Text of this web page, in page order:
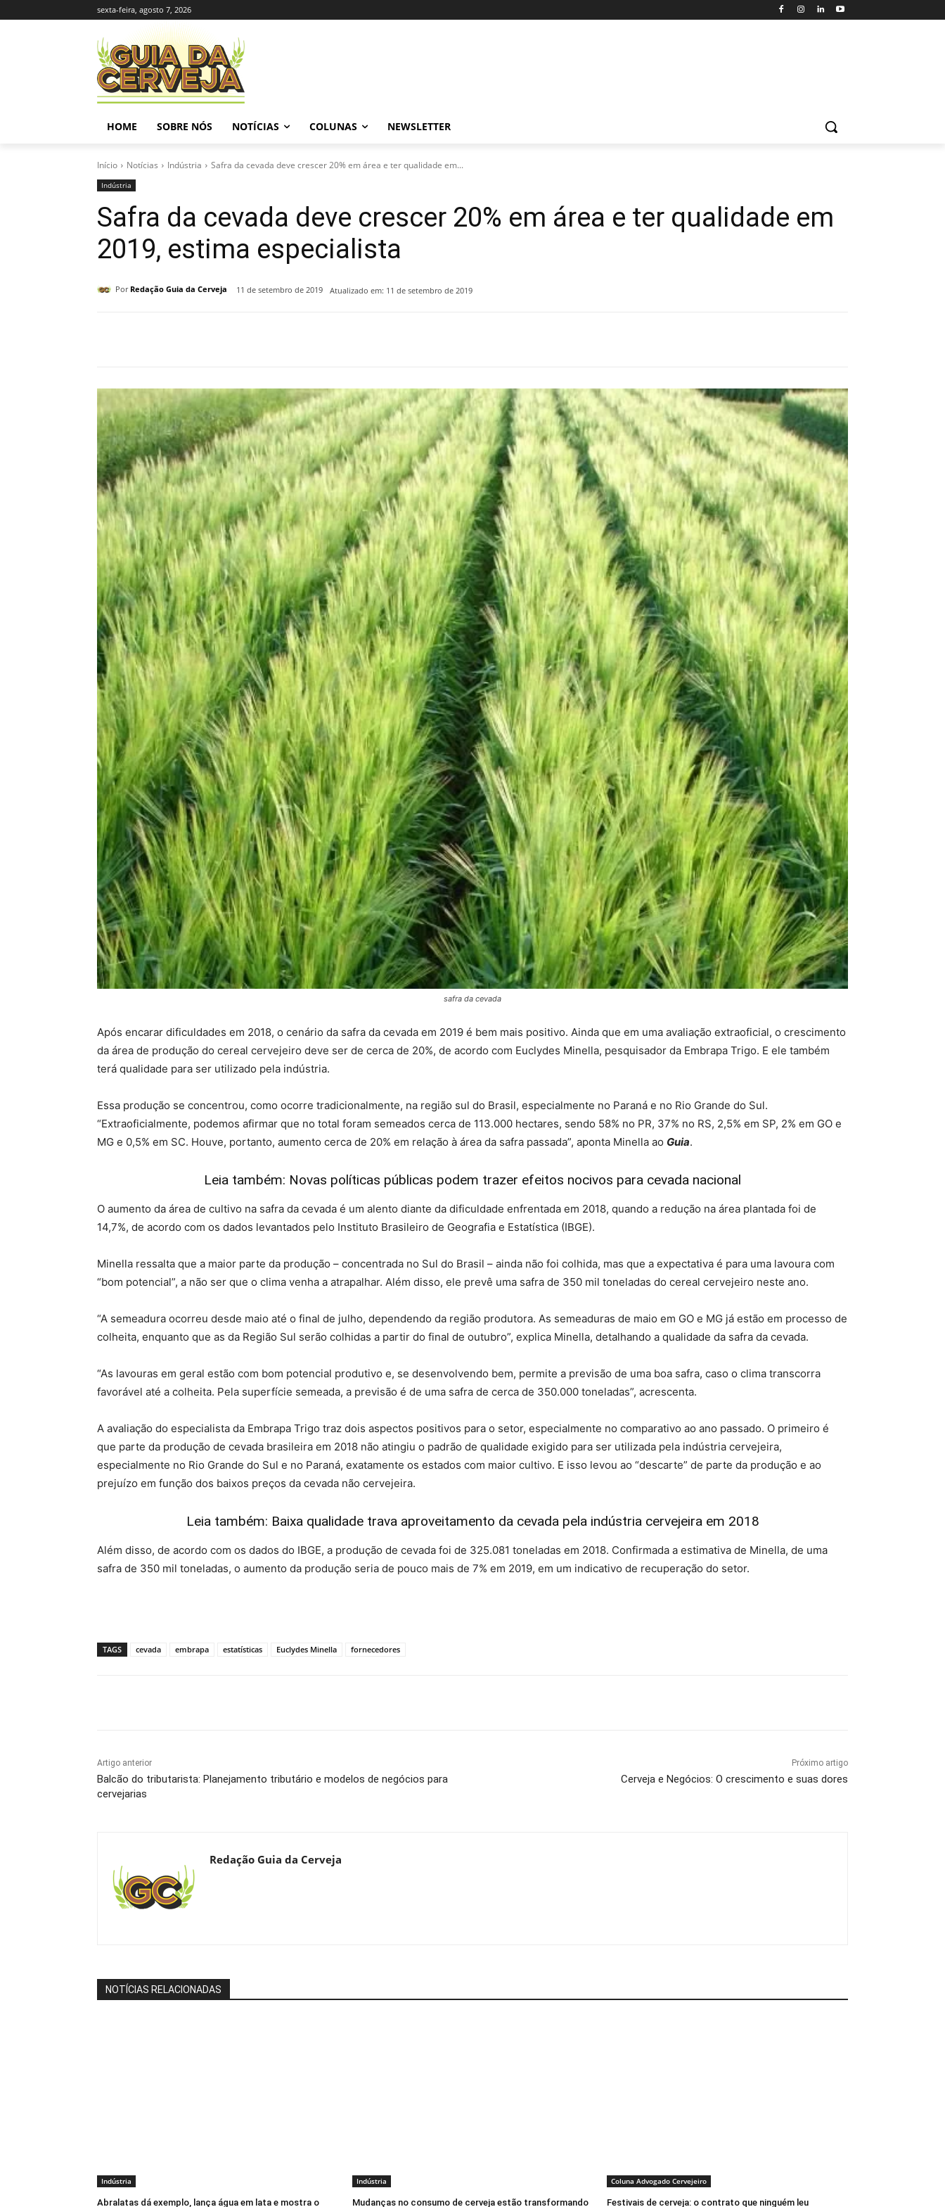
sexta-feira, agosto 7, 2026
HOME SOBRE NÓS NOTÍCIAS COLUNAS NEWSLETTER
Início Notícias Indústria Safra da cevada deve crescer 20% em área e ter qualidade em...
Indústria
Safra da cevada deve crescer 20% em área e ter qualidade em
2019, estima especialista
Por Redação Guia da Cerveja 11 de setembro de 2019 Atualizado em: 11 de setembro de 2019
safra da cevada
Após encarar dificuldades em 2018, o cenário da safra da cevada em 2019 é bem mais positivo. Ainda que em uma avaliação extraoficial, o crescimento
da área de produção do cereal cervejeiro deve ser de cerca de 20%, de acordo com Euclydes Minella, pesquisador da Embrapa Trigo. E ele também
terá qualidade para ser utilizado pela indústria.
Essa produção se concentrou, como ocorre tradicionalmente, na região sul do Brasil, especialmente no Paraná e no Rio Grande do Sul.
“Extraoficialmente, podemos afirmar que no total foram semeados cerca de 113.000 hectares, sendo 58% no PR, 37% no RS, 2,5% em SP, 2% em GO e
MG e 0,5% em SC. Houve, portanto, aumento cerca de 20% em relação à área da safra passada”, aponta Minella ao Guia.
Leia também: Novas políticas públicas podem trazer efeitos nocivos para cevada nacional
O aumento da área de cultivo na safra da cevada é um alento diante da dificuldade enfrentada em 2018, quando a redução na área plantada foi de
14,7%, de acordo com os dados levantados pelo Instituto Brasileiro de Geografia e Estatística (IBGE).
Minella ressalta que a maior parte da produção – concentrada no Sul do Brasil – ainda não foi colhida, mas que a expectativa é para uma lavoura com
“bom potencial”, a não ser que o clima venha a atrapalhar. Além disso, ele prevê uma safra de 350 mil toneladas do cereal cervejeiro neste ano.
“A semeadura ocorreu desde maio até o final de julho, dependendo da região produtora. As semeaduras de maio em GO e MG já estão em processo de
colheita, enquanto que as da Região Sul serão colhidas a partir do final de outubro”, explica Minella, detalhando a qualidade da safra da cevada.
“As lavouras em geral estão com bom potencial produtivo e, se desenvolvendo bem, permite a previsão de uma boa safra, caso o clima transcorra
favorável até a colheita. Pela superfície semeada, a previsão é de uma safra de cerca de 350.000 toneladas”, acrescenta.
A avaliação do especialista da Embrapa Trigo traz dois aspectos positivos para o setor, especialmente no comparativo ao ano passado. O primeiro é
que parte da produção de cevada brasileira em 2018 não atingiu o padrão de qualidade exigido para ser utilizada pela indústria cervejeira,
especialmente no Rio Grande do Sul e no Paraná, exatamente os estados com maior cultivo. E isso levou ao “descarte” de parte da produção e ao
prejuízo em função dos baixos preços da cevada não cervejeira.
Leia também: Baixa qualidade trava aproveitamento da cevada pela indústria cervejeira em 2018
Além disso, de acordo com os dados do IBGE, a produção de cevada foi de 325.081 toneladas em 2018. Confirmada a estimativa de Minella, de uma
safra de 350 mil toneladas, o aumento da produção seria de pouco mais de 7% em 2019, em um indicativo de recuperação do setor.
TAGS cevada embrapa estatísticas Euclydes Minella fornecedores
Artigo anterior
Balcão do tributarista: Planejamento tributário e modelos de negócios para
cervejarias
Próximo artigo
Cerveja e Negócios: O crescimento e suas dores
Redação Guia da Cerveja
NOTÍCIAS RELACIONADAS
Indústria
Abralatas dá exemplo, lança água em lata e mostra o
Indústria
Mudanças no consumo de cerveja estão transformando
Coluna Advogado Cervejeiro
Festivais de cerveja: o contrato que ninguém leu